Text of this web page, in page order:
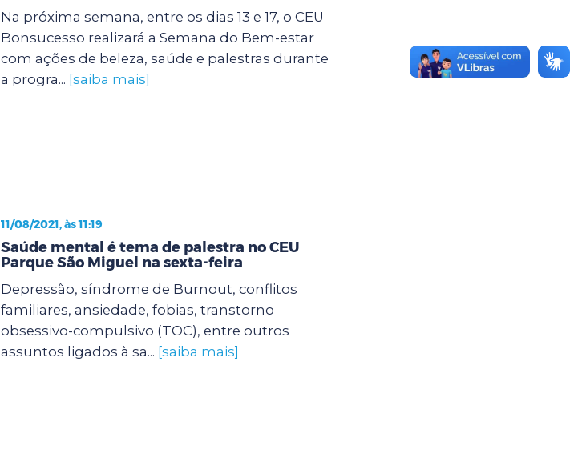
Na próxima semana, entre os dias 13 e 17, o CEU
Bonsucesso realizará a Semana do Bem-estar
com ações de beleza, saúde e palestras durante
a progra... [saiba mais]
11/08/2021, às 11:19
Saúde mental é tema de palestra no CEU
Parque São Miguel na sexta-feira
Depressão, síndrome de Burnout, conflitos
familiares, ansiedade, fobias, transtorno
obsessivo-compulsivo (TOC), entre outros
assuntos ligados à sa... [saiba mais]